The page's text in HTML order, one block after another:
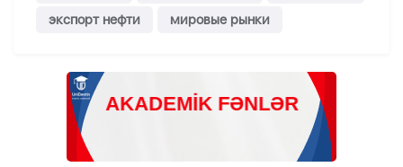
экспорт нефти
мировые рынки